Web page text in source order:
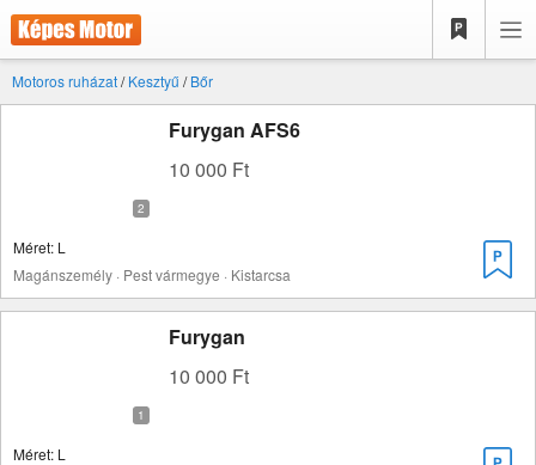
Motoros ruházat/Kesztyű /Bőr
Furygan AFS6
10 000 Ft
Méret: L
Magánszemély · Pest vármegye · Kistarcsa
Furygan
10 000 Ft
Méret: L